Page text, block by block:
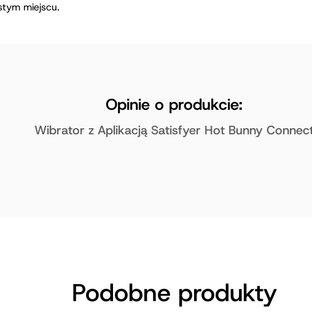
miejscu.
Opinie o produkcie:
Wibrator z Aplikacją Satisfyer Hot Bunny
Podobne produkty